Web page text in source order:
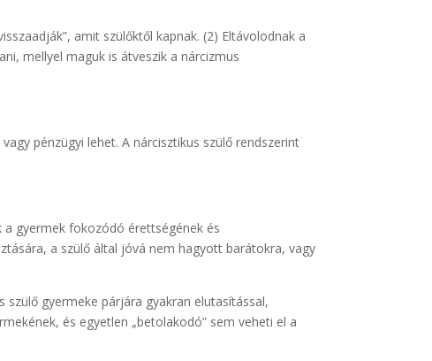
amit szülőktől kapnak. (2) Eltávolodnak a
mellyel maguk is átveszik a nárcizmus
pénzügyi lehet. A nárcisztikus szülő rendszerint
a gyermek fokozódó érettségének és
a szülő által jóvá nem hagyott barátokra, vagy
gyermeke párjára gyakran elutasítással,
és egyetlen „betolakodó” sem veheti el a